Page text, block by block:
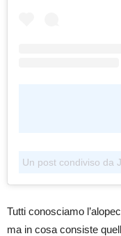
Un post condiviso da
Tutti conosciamo
ma in cosa consiste